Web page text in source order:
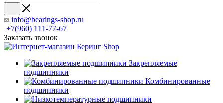
info@bearings-shop.ru
+7(960) 111-77-67
Заказать звонок
Закрепляемые
подшипники
Комбинированные
подшипники